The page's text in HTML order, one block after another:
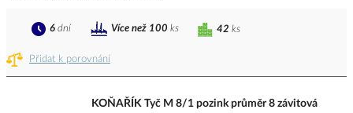
Přidat k porovnání
42 ks
6 dní Více než 100 ks
KOŇAŘÍK Tyč M 8/1 pozink průměr 8 závitová